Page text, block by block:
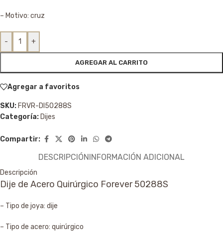
– Motivo: cruz
- +
AGREGAR AL CARRITO
Agregar a favoritos
SKU: FRVR-DI50288S
Categoría: Dijes
Compartir:
DESCRIPCIÓNINFORMACIÓN ADICIONAL
Descripción
Dije de Acero Quirúrgico Forever 50288S
– Tipo de joya: dije
– Tipo de acero: quirúrgico